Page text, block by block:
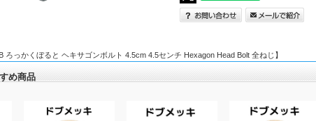
ろっかくぼると ヘキサゴンボルト 4.5cm 4.5センチ Hexagon Head Bolt 全ねじ】
め商品